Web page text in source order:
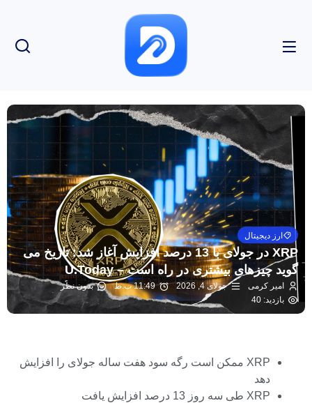
ارز دیجیتال
XRP در جولای با 13 درصد افزایش آغاز شد: تاریخ می
گوید چیزهای بیشتری در راه است – U.Today
امیر کرمی جولای 4, 2026 11:49 ب.ظ
بدون نظر
بازدید: 40
XRP ممکن است رگه سود هفت ساله جولای را افزایش
دهد
XRP طی سه روز 13 درصد افزایش یافت